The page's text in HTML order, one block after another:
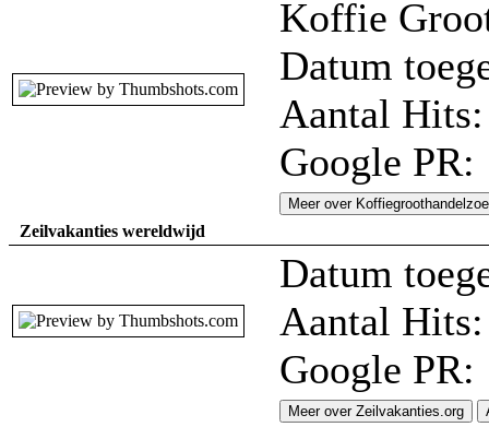
Koffie
Datum
Aantal
Google PR:
Meer over
Zeilvakanties wereldwijd
Datum
Aantal
Google PR:
Meer over Zeilvakanties.org